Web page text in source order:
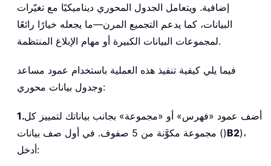
    totalCols
= DataRange .Columns
    totalRows
= DataRange. Rows .
    v
= DataRange . Value
For startCol = 1 To totalCols
        endCol
        sumVal
        cntVal
=
For r 1 To totalRows
إضافية. ويتعامل الجدول المحوري ديناميكيًا مع تغيّرات
البيانات، كما يدعم التجميع المرن—ما يجعله خيارًا رائعًا
لمجموعات البيانات الكبيرة أو مهام الإبلاغ المنتظمة.
فيما يلي كيفية تنفيذ هذه العملية باستخدام عمود مساعد
وجدول بيانات محوري:
1.أضف عمود «فهرس» أو «مجموعة» بجانب بياناتك لتمييز كل
مجموعة مكوَّنة من 5 صفوف. في أول صف بيانات ()B2)،
أدخل: